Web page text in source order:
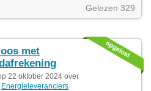
Gelezen 329
met
22 oktober 2024 over
Energieleveranciers